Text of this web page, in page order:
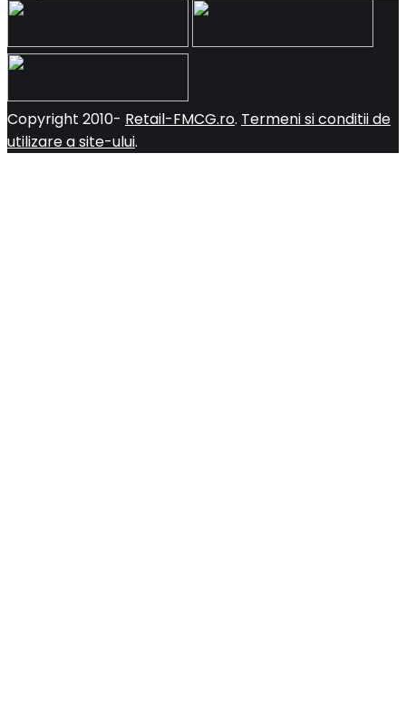
Copyright 2010- Retail-FMCG.ro. Termeni si conditii de
utilizare a site-ului.